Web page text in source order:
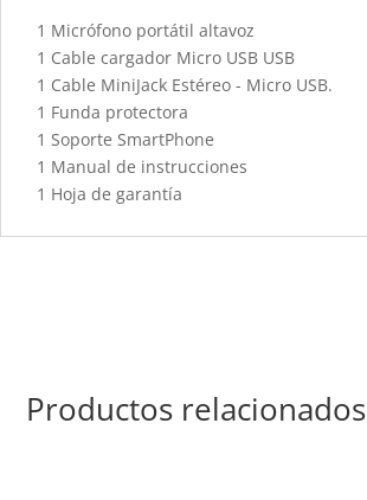
1 Micrófono portátil altavoz
1 Cable cargador Micro USB USB
1 Cable MiniJack Estéreo - Micro USB.
1 Funda protectora
1 Soporte SmartPhone
1 Manual de instrucciones
1 Hoja de garantía
Productos relacionados